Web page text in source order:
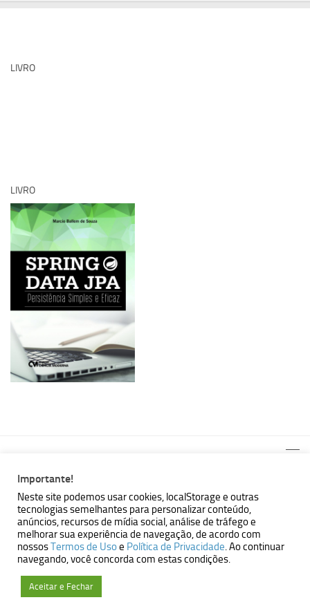
LIVRO
LIVRO
MBallem | Programando com Java © 2026. Todos Direitos
Reservados.
Powered by - Designed with theHueman theme
Importante!
Neste site podemos usar cookies, localStorage e outras
tecnologias semelhantes para personalizar conteúdo,
anúncios, recursos de mídia social, análise de tráfego e
melhorar sua experiência de navegação, de acordo com
nossosTermos de Usoe Política de Privacidade. Ao continuar
navegando, você concorda com estas condições.
Aceitar e Fechar